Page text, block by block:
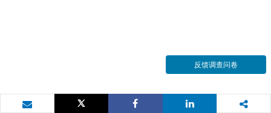
反馈调查问卷